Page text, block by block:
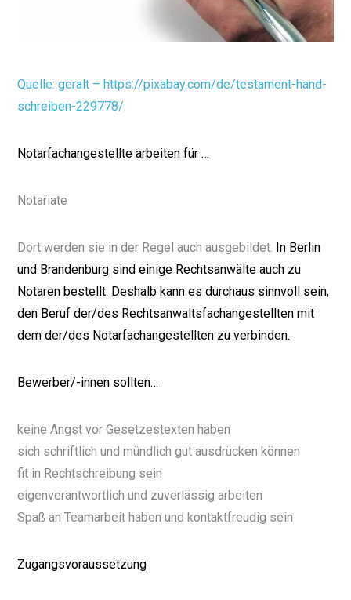
Quelle: geralt – https://pixabay.com/de/testament-hand-
schreiben-229778/
Notarfachangestellte arbeiten für …
Notariate
Dort werden sie in der Regel auch ausgebildet. In Berlin
und Brandenburg sind einige Rechtsanwälte auch zu
Notaren bestellt. Deshalb kann es durchaus sinnvoll sein,
den Beruf der/des Rechtsanwaltsfachangestellten mit
dem der/des Notarfachangestellten zu verbinden.
Bewerber/-innen sollten…
keine Angst vor Gesetzestexten haben
sich schriftlich und mündlich gut ausdrücken können
fit in Rechtschreibung sein
eigenverantwortlich und zuverlässig arbeiten
Spaß an Teamarbeit haben und kontaktfreudig sein
Zugangsvoraussetzung